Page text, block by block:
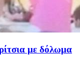
με δόλωμα